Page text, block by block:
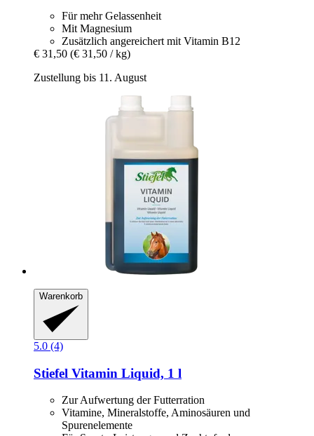
Für mehr Gelassenheit
Mit Magnesium
Zusätzlich angereichert mit Vitamin B12
€ 31,50 (€ 31,50 / kg)
Zustellung bis 11. August
Warenkorb
5.0 (4)
Stiefel Vitamin Liquid, 1 l
Zur Aufwertung der Futterration
Vitamine, Mineralstoffe, Aminosäuren und
Spurenelemente